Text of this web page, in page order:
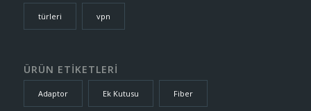
türleri vpn
ÜRÜN ETİKETLERİ
Adaptor Ek Kutusu Fiber